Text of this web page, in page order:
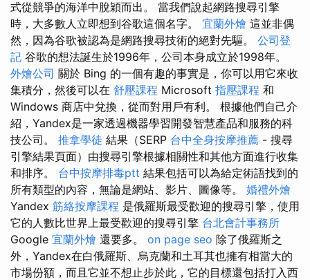
式從競爭的海洋中脫穎而出。 當我們說起網路搜尋引擎
時，大多數人立即想到谷歌這個名字。 宜蘭外燴 這並非偶
然，因為谷歌被認為是網路搜尋技術的絕對先驅。 公司登
記 谷歌的想法誕生於1996年，公司本身成立於1998年。
外燴公司 關於 Bing 的一個有趣的事實是，你可以用它來收
集積分，然後可以在 舒壓課程 Microsoft 指壓課程 和
Windows 商店中兌換，從而對用戶有利。 根據他們自己介
紹，Yandex是一家透過機器學習開發智慧產品和服務的科
技公司。 推拿學徒 結果（SERP 台中全身按摩推薦 - 搜尋
引擎結果頁面）由搜尋引擎根據相關性和其他方面進行收集
和排序。 台中按摩排毒ptt 結果包括可以為給定術語找到的
所有類型的內容，無論是網站、影片、圖像等。 婚禮外燴
Yandex 筋絡按摩課程 是俄羅斯最受歡迎的搜尋引擎，使用
它的人數比世界上最受歡迎的搜尋引擎 台北會計事務所
Google 宜蘭外燴 還要多。 on page seo 除了俄羅斯之
外，Yandex在白俄羅斯、烏克蘭和土耳其也擁有相當大的
市場份額，而且它並不想止步於此，它的目標還包括打入西